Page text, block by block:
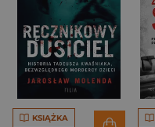
KSIĄŻKA